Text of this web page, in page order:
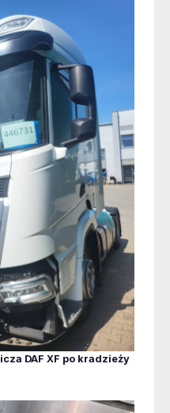
DAF XF po kradzieży